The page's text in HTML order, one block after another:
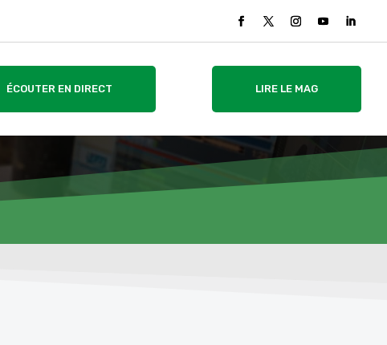
ÉCOUTER EN DIRECT LIRE LE MAG